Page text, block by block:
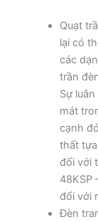
Quạt
lại có
các
trần
Sự
mát
cạnh
thất
đối với
48KSP
đối với
Đèn